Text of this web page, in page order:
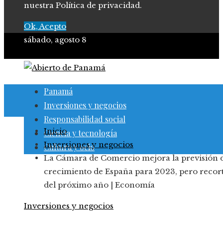
nuestra Política de privacidad.
Ok, Acepto
sábado, agosto 8
Panamá
Inversiones y negocios
Responsabilidad social
Ciencia y tecnología
Cultura y ocio
Inicio
Inversiones y negocios
La Cámara de Comercio mejora la previsión
crecimiento de España para 2023, pero
del próximo año | Economía
Inversiones y negocios